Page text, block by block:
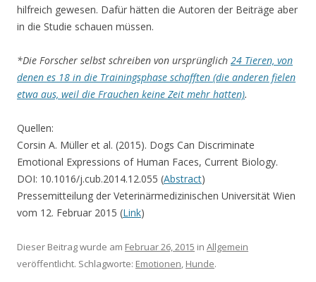
hilfreich gewesen. Dafür hätten die Autoren der Beiträge aber
in die Studie schauen müssen.
*Die Forscher selbst schreiben von ursprünglich 24 Tieren, von
denen es 18 in die Trainingsphase schafften (die anderen fielen
etwa aus, weil die Frauchen keine Zeit mehr hatten).
Quellen:
Corsin A. Müller et al. (2015). Dogs Can Discriminate
Emotional Expressions of Human Faces, Current Biology.
DOI: 10.1016/j.cub.2014.12.055 (Abstract)
Pressemitteilung der Veterinärmedizinischen Universität Wien
vom 12. Februar 2015 (Link)
Dieser Beitrag wurde am Februar 26, 2015 in Allgemein
veröffentlicht. Schlagworte: Emotionen, Hunde.